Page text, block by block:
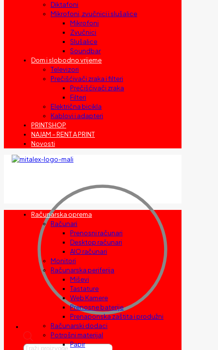
Diktafoni
Mikrofoni, zvučnici i slušalice
Mikrofoni
Zvučnici
Slušalice
Soundbar
Dom i slobodno vrijeme
Televizori
Prečišćivači zraka i filteri
Prečišćivači zraka
Filteri
Električna bicikla
Kablovi i adapteri
PRINTSHOP
NAJAM – RENT A PRINT
Novosti
Products
Računarska oprema
Računari
Prenosni računari
Desktop računari
AIO računari
Monitori
Računarska periferija
Miševi
Tastature
Web Kamere
Prenosne baterije
Prenaponska zaštita i produžni
Računarski dodaci
Potrošni materijal
Papir